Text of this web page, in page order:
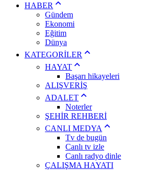
HABER
Gündem
Ekonomi
Eğitim
Dünya
KATEGORİLER
HAYAT
Başarı hikayeleri
ALIŞVERİŞ
ADALET
Noterler
ŞEHİR REHBERİ
CANLI MEDYA
Tv de bugün
Canlı tv izle
Canlı radyo dinle
ÇALIŞMA HAYATI